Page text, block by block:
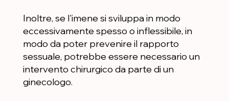
Inoltre, se l'imene si sviluppa in modo
eccessivamente spesso o inflessibile, in
modo da poter prevenire il rapporto
sessuale, potrebbe essere necessario un
intervento chirurgico da parte di un
ginecologo.